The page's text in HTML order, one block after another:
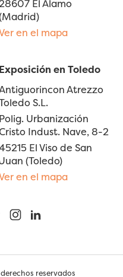
28607 El Álamo
en el mapa
Exposición en Toledo
Atrezzo
S.L.
Polig. Urbanización
Indust. Nave, 8-2
El Viso de San
(Toledo)
en el mapa
PinterestInstagram
reservados